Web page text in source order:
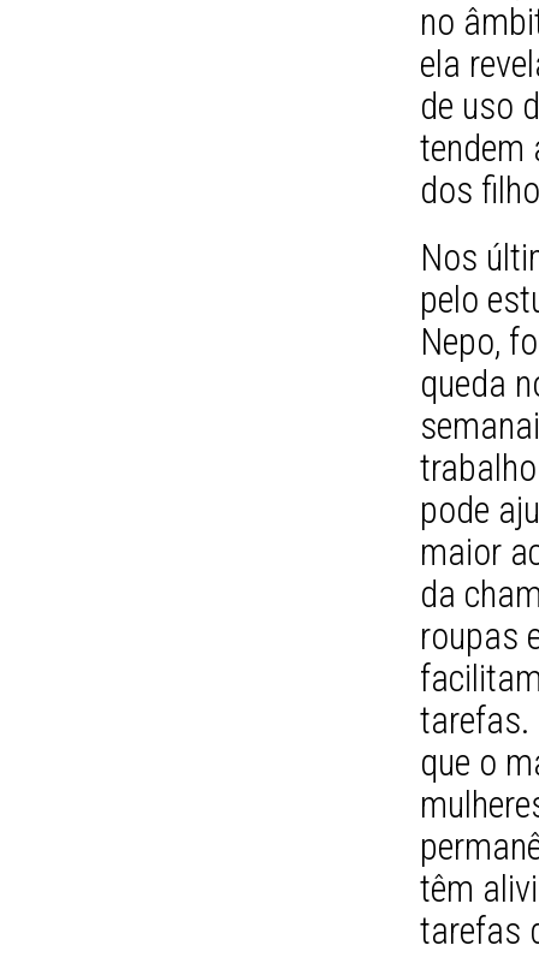
no
ela
de uso
tendem
dos
Nos
pelo
Nepo,
queda
pode
maior
da
roupas
tarefas.
que o
têm
tarefas